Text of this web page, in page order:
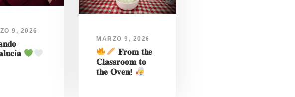
9, 2026
MARZO 9, 2026
𝐅𝐫𝐨𝐦 𝐭𝐡𝐞
𝐂𝐥𝐚𝐬𝐬𝐫𝐨𝐨𝐦 𝐭𝐨
𝐭𝐡𝐞 𝐎𝐯𝐞𝐧!